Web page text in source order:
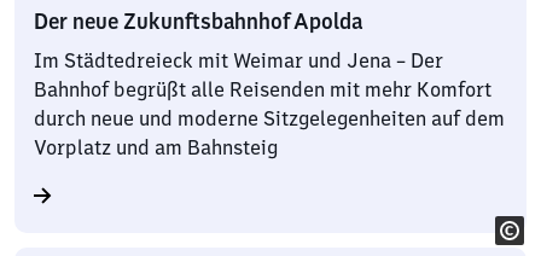
Der neue Zukunftsbahnhof Apolda
Im Städtedreieck mit Weimar und Jena – Der
Bahnhof begrüßt alle Reisenden mit mehr Komfort
durch neue und moderne Sitzgelegenheiten auf dem
Vorplatz und am Bahnsteig